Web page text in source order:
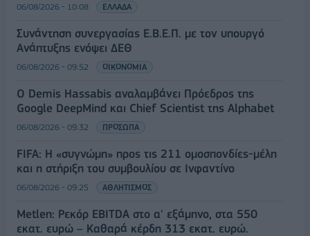
06/08/2026 - 10:08 ΕΛΛΑΔΑ
Συνάντηση συνεργασίας Ε.Β.Ε.Π. με τον υπουργό
Ανάπτυξης ενόψει ΔΕΘ
06/08/2026 - 09:52 ΟΙΚΟΝΟΜΙΑ
Ο Demis Hassabis αναλαμβάνει Πρόεδρος της
Google DeepMind και Chief Scientist της Alphabet
06/08/2026 - 09:32 ΠΡΟΣΩΠΑ
FIFA: Η «συγνώμη» προς τις 211 ομοσπονδίες-μέλη
και η στήριξη του συμβουλίου σε Ινφαντίνο
06/08/2026 - 09:25 ΑΘΛΗΤΙΣΜΟΣ
Metlen: Ρεκόρ EBITDA στο α' εξάμηνο, στα 550
εκατ. ευρώ – Καθαρά κέρδη 313 εκατ. ευρώ.